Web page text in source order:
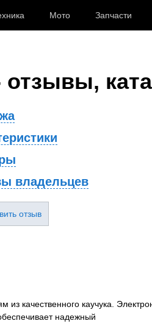
Мото Запчасти
отзывы,
владельцев
отзыв
качественного каучука.
надежный